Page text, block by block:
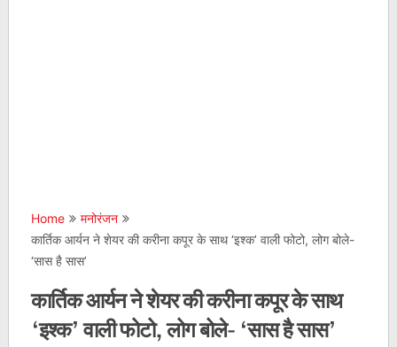
Home
मनोरंजन
कार्तिक आर्यन ने शेयर की करीना कपूर के साथ ‘इश्क’ वाली फोटो, लोग बोले-
‘सास है सास’
कार्तिक आर्यन ने शेयर की करीना कपूर के साथ
‘इश्क’ वाली फोटो, लोग बोले- ‘सास है सास’